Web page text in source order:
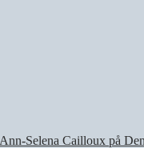
Selena Cailloux på